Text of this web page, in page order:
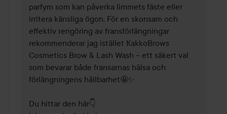
parfym som kan påverka limmets fäste eller
irritera känsliga ögon. För en skonsam och
effektiv rengöring av fransförlängningar
rekommenderar jag istället KakkoBrows
Cosmetics Brow & Lash Wash – ett säkert val
som bevarar både fransarnas hälsa och
förlängningens hållbarhet🤩✨